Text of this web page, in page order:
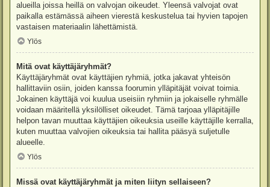
alueilla joissa heillä on valvojan oikeudet. Yleensä valvojat ovat
paikalla estämässä aiheen vierestä keskustelua tai hyvien tapojen
vastaisen materiaalin lähettämistä.
Ylös
Mitä ovat käyttäjäryhmät?
Käyttäjäryhmät ovat käyttäjien ryhmiä, jotka jakavat yhteisön
hallittaviin osiin, joiden kanssa foorumin ylläpitäjät voivat toimia.
Jokainen käyttäjä voi kuulua useisiin ryhmiin ja jokaiselle ryhmälle
voidaan määritellä yksilölliset oikeudet. Tämä tarjoaa ylläpitäjille
helpon tavan muuttaa käyttäjien oikeuksia useille käyttäjille kerralla,
kuten muuttaa valvojien oikeuksia tai hallita pääsyä suljetulle
alueelle.
Ylös
Missä ovat käyttäjäryhmät ja miten liityn sellaiseen?